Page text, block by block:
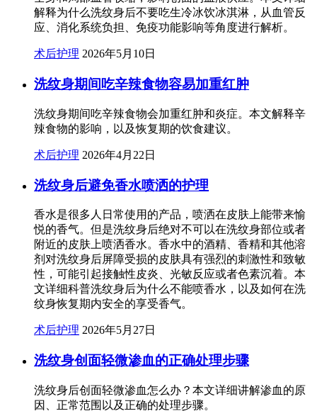
解释为什么洗纹身后不要吃生冷冰饮冰淇淋，从血管反
应、消化系统负担、免疫功能影响等角度进行解析。
术后护理 2026年5月10日
洗纹身期间吃辛辣食物容易加重红肿
洗纹身期间吃辛辣食物会加重红肿和炎症。本文解释辛
辣食物的影响，以及恢复期的饮食建议。
术后护理 2026年4月22日
洗纹身后避免香水喷洒的护理
香水是很多人日常使用的产品，喷洒在皮肤上能带来愉
悦的香气。但是洗纹身后绝对不可以在洗纹身部位或者
附近的皮肤上喷洒香水。香水中的酒精、香精和其他溶
剂对洗纹身后屏障受损的皮肤具有强烈的刺激性和致敏
性，可能引起接触性皮炎、光敏反应或者色素沉着。本
文详细科普洗纹身后为什么不能喷香水，以及如何在洗
纹身恢复期内安全的享受香气。
术后护理 2026年5月27日
洗纹身创面轻微渗血的正确处理步骤
洗纹身后创面轻微渗血怎么办？本文详细讲解渗血的原
因、正常范围以及正确的处理步骤。